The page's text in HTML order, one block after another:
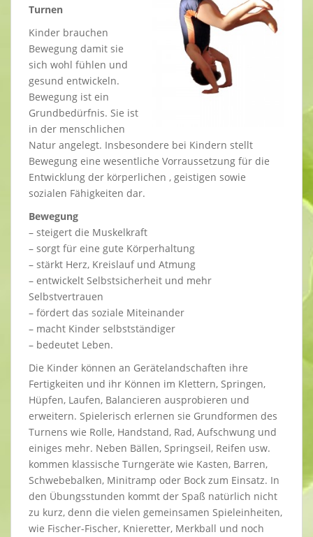
Turnen
Kinder brauchen
Bewegung damit sie
sich wohl fühlen und
gesund entwickeln.
Bewegung ist ein
Grundbedürfnis. Sie ist
in der menschlichen
Natur angelegt. Insbesondere bei Kindern stellt
Bewegung eine wesentliche Vorraussetzung für die
Entwicklung der körperlichen , geistigen sowie
sozialen Fähigkeiten dar.
Bewegung
– steigert die Muskelkraft
– sorgt für eine gute Körperhaltung
– stärkt Herz, Kreislauf und Atmung
– entwickelt Selbstsicherheit und mehr
Selbstvertrauen
– fördert das soziale Miteinander
– macht Kinder selbstständiger
– bedeutet Leben.
Die Kinder können an Gerätelandschaften ihre
Fertigkeiten und ihr Können im Klettern, Springen,
Hüpfen, Laufen, Balancieren ausprobieren und
erweitern. Spielerisch erlernen sie Grundformen des
Turnens wie Rolle, Handstand, Rad, Aufschwung und
einiges mehr. Neben Bällen, Springseil, Reifen usw.
kommen klassische Turngeräte wie Kasten, Barren,
Schwebebalken, Minitramp oder Bock zum Einsatz. In
den Übungsstunden kommt der Spaß natürlich nicht
zu kurz, denn die vielen gemeinsamen Spieleinheiten,
wie Fischer-Fischer, Knieretter, Merkball und noch